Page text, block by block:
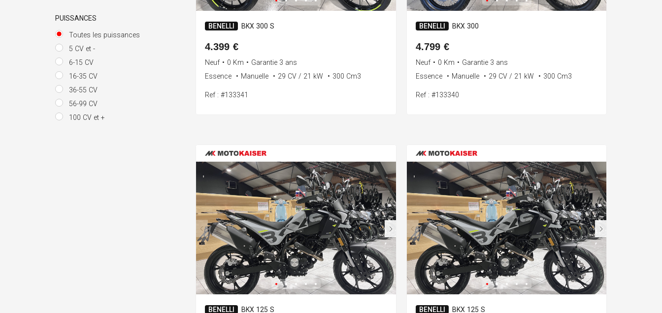
PUISSANCES
Toutes les puissances
5 CV et -
6-15 CV
16-35 CV
36-55 CV
56-99 CV
100 CV et +
BENELLI BKX 300 S
4.399 €
Neuf • 0 Km • Garantie 3 ans
Essence
• Manuelle • 29 CV / 21 kW • 300 Cm3
Ref : #133341
BENELLI BKX 300
4.799 €
Neuf • 0 Km • Garantie 3 ans
Essence
• Manuelle • 29 CV / 21 kW • 300 Cm3
Ref : #133340
BENELLI BKX 125 S BENELLI BKX 125 S